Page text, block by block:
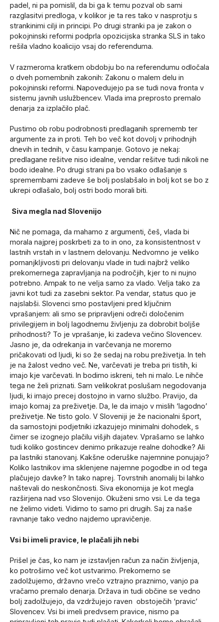
padel, ni pa pomislil, da bi ga k temu pozval ob sami
razglasitvi predloga, v kolikor je ta res tako v nasprotju s
strankinimi cilji in principi. Po drugi stranki pa je zakon o
pokojninski reformi podprla opozicijska stranka SLS in tako
rešila vladno koalicijo vsaj do referenduma.
V razmeroma kratkem obdobju bo na referendumu odločala
o dveh pomembnih zakonih: Zakonu o malem delu in
pokojninski reformi. Napovedujejo pa se tudi nova fronta v
sistemu javnih uslužbencev. Vlada ima preprosto premalo
denarja za izplačilo plač.
Pustimo ob robu podrobnosti predlaganih sprememb ter
argumente za in proti. Teh bo več kot dovolj v prihodnjih
dnevih in tednih, v času kampanje. Gotovo je nekaj:
predlagane rešitve niso idealne, vendar rešitve tudi nikoli ne
bodo idealne. Po drugi strani pa bo vsako odlašanje s
spremembami zadeve še bolj poslabšalo in bolj kot se bo z
ukrepi odlašalo, bolj ostri bodo morali biti.
Siva megla nad Slovenijo
Nič ne pomaga, da mahamo z argumenti, češ, vlada bi
morala najprej poskrbeti za to in ono, za konsistentnost v
lastnih vrstah in v lastnem delovanju. Nedvomno je veliko
pomanjkljivosti pri delovanju vlade in tudi najbrž veliko
prekomernega zapravljanja na področjih, kjer to ni nujno
potrebno. Ampak to ne velja samo za vlado. Velja tako za
javni kot tudi za zasebni sektor. Pa vendar, status quo je
najslabši. Slovenci smo postavljeni pred ključnim
vprašanjem: ali smo se pripravljeni odreči določenim
privilegijem in bolj lagodnemu življenju za dobrobit boljše
prihodnosti? To je vprašanje, ki zadeva večino Slovencev.
Jasno je, da odrekanja in varčevanja ne moremo
pričakovati od ljudi, ki so že sedaj na robu preživetja. In teh
je na žalost vedno več. Ne, varčevati je treba pri tistih, ki
imajo kje varčevati. In bodimo iskreni, teh ni malo. Le nihče
tega ne želi priznati. Sam velikokrat poslušam negodovanja
ljudi, ki imajo precej dostojno in varno službo. Pravijo, da
imajo komaj za preživetje. Da, le da imajo v mislih ‘lagodno’
preživetje. Ne tisto golo. V Sloveniji je že nacionalni šport,
da samostojni podjetniki izkazujejo minimalni dohodek, s
čimer se izognejo plačilu višjih dajatev. Vprašamo se lahko
tudi koliko gostincev denimo prikazuje realne dohodke? Ali
pa lastniki stanovanj. Kakšne oderuške najemnine ponujajo?
Koliko lastnikov ima sklenjene najemne pogodbe in od tega
plačujejo davke? In tako naprej. Tovrstnih anomalij bi lahko
naštevali do neskončnosti. Siva ekonomija je kot megla
razširjena nad vso Slovenijo. Okuženi smo vsi. Le da tega
ne želimo videti. Vidimo to samo pri drugih. Saj za naše
ravnanje tako vedno najdemo upravičenje.
Vsi bi imeli pravice, le plačali jih nebi
Prišel je čas, ko nam je izstavljen račun za način življenja,
ko potrošimo več kot ustvarimo. Prekomerno se
zadolžujemo, državno vrečo vztrajno praznimo, vanjo pa
vračamo premalo denarja. Država in tudi občine se vedno
bolj zadolžujejo, da vzdržujejo raven obstoječih ‘pravic’
Slovencev. Vsi bi imeli predvsem pravice, nismo pa